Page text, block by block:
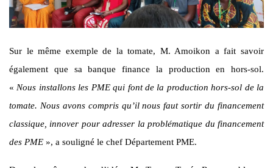
Sur le même exemple de la tomate, M. Amoikon a fait savoir
également que sa banque finance la production en hors-sol.
« Nous installons les PME qui font de la production hors-sol de la
tomate. Nous avons compris qu’il nous faut sortir du financement
classique, innover pour adresser la problématique du financement
des PME », a souligné le chef Département PME.